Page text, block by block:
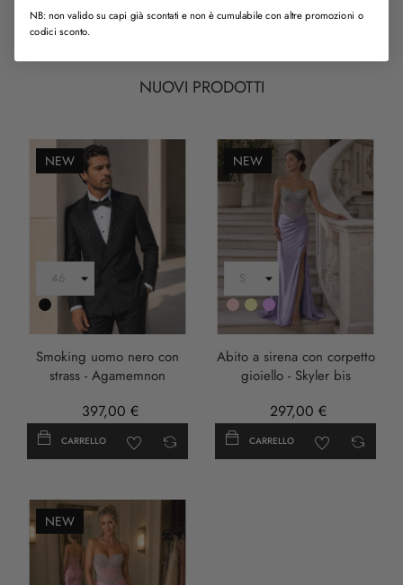
NUOVI PRODOTTI
NEW
Nero
Smoking uomo nero con
strass - Agamemnon
397,00 €
CARRELLO
NEW
RosaOroLILLA
Abito a sirena con corpetto
gioiello - Skyler bis
297,00 €
CARRELLO
NEW
NB: non valido su capi già scontati e non è cumulabile con altre promozioni o
codici sconto.